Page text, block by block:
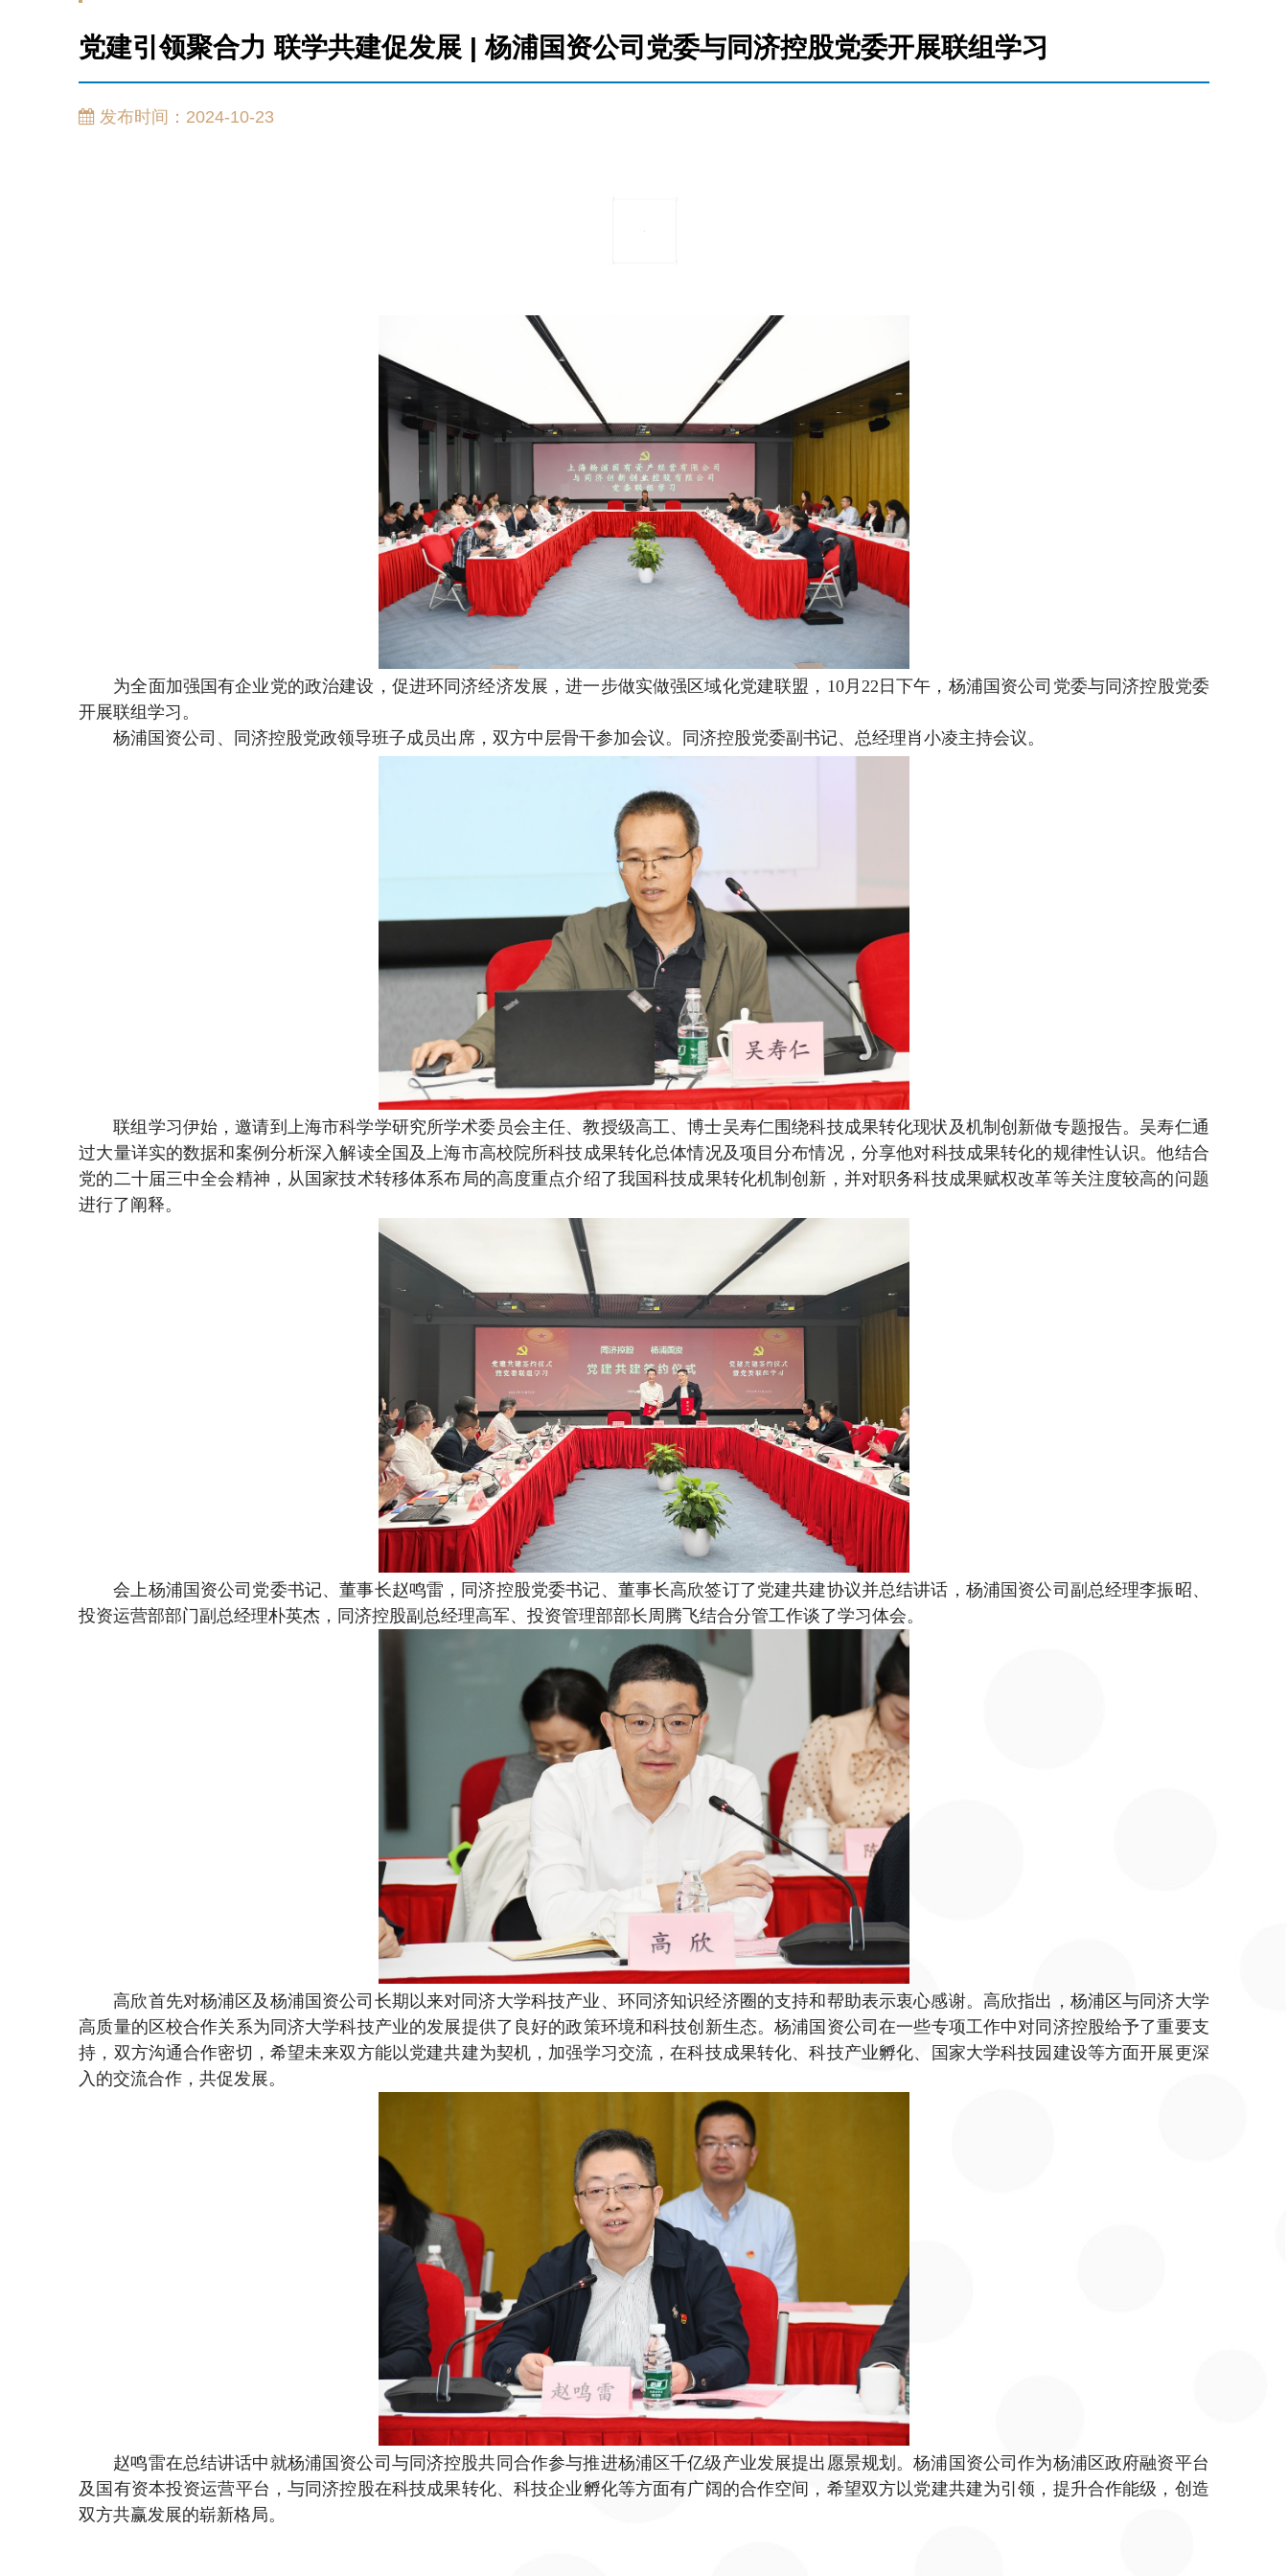
党建引领聚合力 联学共建促发展 | 杨浦国资公司党委与同济控股党委开展联组学习
发布时间：2024-10-23
为全面加强国有企业党的政治建设，促进环同济经济发展，进一步做实做强区域化党建联盟， 10月 22 日下午，杨浦国资公司党委与同济控股党委
开展联组学习。
杨浦国资公司、同济控股党政领导班子成员出席，双方中层骨干参加会议。同济控股党委副书记、总经理肖小凌主持会议。
联组学习伊始，邀请到上海市科学学研究所学术委员会主任、教授级高工、博士吴寿仁围绕科技成果转化现状及机制创新做专题报告。吴寿仁通
过大量详实的数据和案例分析深入解读全国及上海市高校院所科技成果转化总体情况及项目分布情况，分享他对科技成果转化的规律性认识。他结合
党的二十届三中全会精神，从国家技术转移体系布局的高度重点介绍了我国科技成果转化机制创新，并对职务科技成果赋权改革等关注度较高的问题
进行了阐释。
会上杨浦国资公司党委书记、董事长赵鸣雷，同济控股党委书记、董事长高欣签订了党建共建协议并总结讲话，杨浦国资公司副总经理李振昭、
投资运营部部门副总经理朴英杰，同济控股副总经理高军、投资管理部部长周腾飞结合分管工作谈了学习体会。
高欣首先对杨浦区及杨浦国资公司长期以来对同济大学科技产业、环同济知识经济圈的支持和帮助表示衷心感谢。高欣指出，杨浦区与同济大学
高质量的区校合作关系为同济大学科技产业的发展提供了良好的政策环境和科技创新生态。杨浦国资公司在一些专项工作中对同济控股给予了重要支
持，双方沟通合作密切，希望未来双方能以党建共建为契机，加强学习交流，在科技成果转化、科技产业孵化、国家大学科技园建设等方面开展更深
入的交流合作，共促发展。
赵鸣雷在总结讲话中就杨浦国资公司与同济控股共同合作参与推进杨浦区千亿级产业发展提出愿景规划。杨浦国资公司作为杨浦区政府融资平台
及国有资本投资运营平台，与同济控股在科技成果转化、科技企业孵化等方面有广阔的合作空间，希望双方以党建共建为引领，提升合作能级，创造
双方共赢发展的崭新格局。